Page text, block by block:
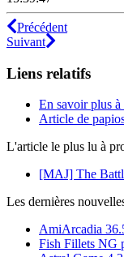
Précédent
Suivant
Liens relatifs
En savoir plus à
Article de
L'article le plus lu à
[MAJ] The
Les dernières
AmiArcadia
Fish Fillets NG